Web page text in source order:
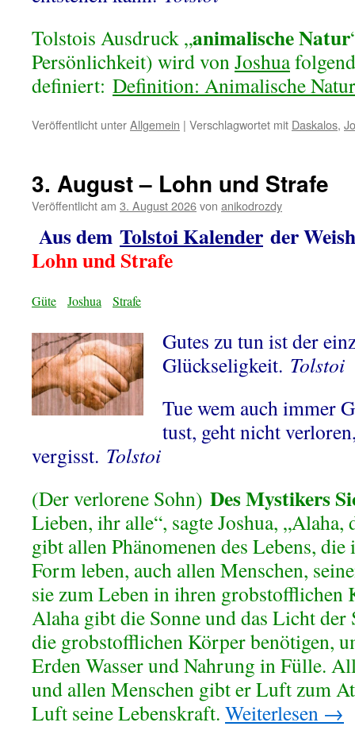
Tolstois Ausdruck „animalische Natur
Persönlichkeit) wird vonJoshua
definiert: Definition: Animalische Natur
Veröffentlicht unterAllgemein | Verschlagwortet mit Daskalos,
3. August – Lohn und Strafe
Veröffentlicht am 3. August 2026von anikodrozdy
Aus dem Tolstoi Kalender der
Lohn und Strafe
Güte Joshua Strafe
Gutes zu tun ist der
Glückseligkeit. Tolstoi
Tue wem auch immer
tust, geht nicht
vergisst. Tolstoi
(Der verlorene Sohn) Des Mystikers
Lieben, ihr alle“, sagte Joshua,
gibt allen Phänomenen des Lebens,
Form leben, auch allen Menschen,
sie zum Leben in ihren grobstofflichen
Alaha gibt die Sonne und das Licht der
die grobstofflichen Körper benötigen,
Erden Wasser und Nahrung in Fülle.
und allen Menschen gibt er Luft zum
Luft seine Lebenskraft. Weiterlesen →